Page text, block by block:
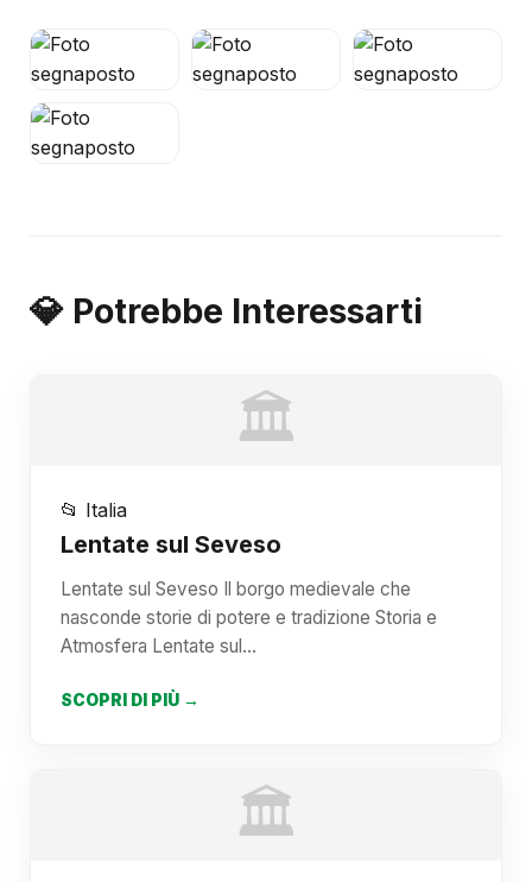
💎 Potrebbe Interessarti
🏛️
📂 Italia
Lentate sul Seveso
Lentate sul Seveso Il borgo medievale che
nasconde storie di potere e tradizione Storia e
Atmosfera Lentate sul…
SCOPRI DI PIÙ →
🏛️